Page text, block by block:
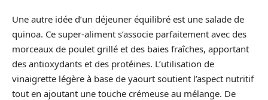
Une autre idée d’un déjeuner équilibré est une salade de
quinoa. Ce super-aliment s’associe parfaitement avec des
morceaux de poulet grillé et des baies fraîches, apportant
des antioxydants et des protéines. L’utilisation de
vinaigrette légère à base de yaourt soutient l’aspect nutritif
tout en ajoutant une touche crémeuse au mélange. De